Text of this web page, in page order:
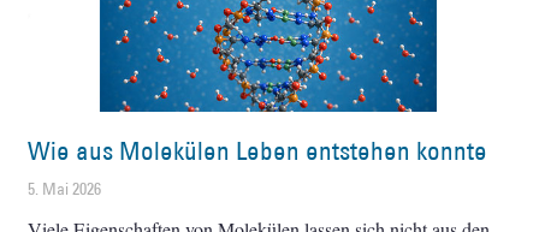
Wie aus Molekülen Leben entstehen konnte
5. Mai 2026